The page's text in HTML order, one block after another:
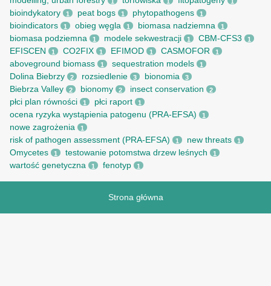
bioindykatory 1 peat bogs 1 phytopathogens 1
bioindicators 1 obieg węgla 1 biomasa nadziemna 1
biomasa podziemna 1 modele sekwestracji 1 CBM-CFS3 1
EFISCEN 1 CO2FIX 1 EFIMOD 1 CASMOFOR 1
aboveground biomass 1 sequestration models 1
Dolina Biebrzy 2 rozsiedlenie 3 bionomia 3
Biebrza Valley 2 bionomy 2 insect conservation 2
płci plan równości 1 płci raport 1
ocena ryzyka wystąpienia patogenu (PRA-EFSA) 1
nowe zagrożenia 1
risk of pathogen assessment (PRA-EFSA) 1 new threats 1
Omycetes 1 testowanie potomstwa drzew leśnych 1
wartość genetyczna 1 fenotyp 1
Strona główna